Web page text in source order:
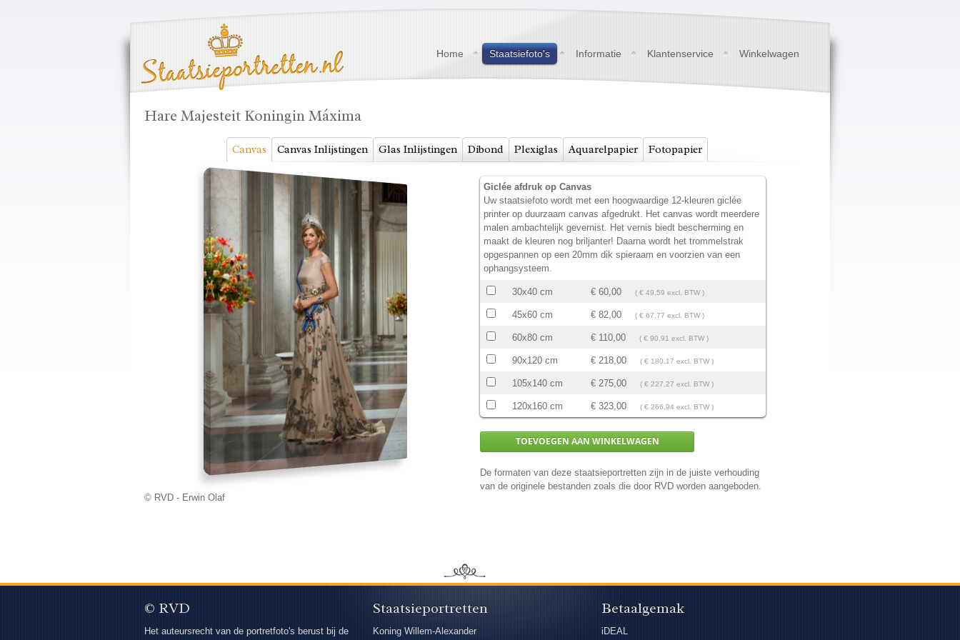
Home Staatsiefoto's Informatie Klantenservice Winkelwagen
Hare Majesteit Koningin Máxima
Canvas Canvas Inlijstingen Glas Inlijstingen Dibond Plexiglas Aquarelpapier Fotopapier
© RVD - Erwin Olaf
Giclée afdruk op Canvas
Uw staatsiefoto wordt met een hoogwaardige 12-kleuren giclée
printer op duurzaam canvas afgedrukt. Het canvas wordt meerdere
malen ambachtelijk gevernist. Het vernis biedt bescherming en
maakt de kleuren nog briljanter! Daarna wordt het trommelstrak
opgespannen op een 20mm dik spieraam en voorzien van een
ophangsysteem.
30x40 cm € 60,00 ( € 49,59 excl. BTW )
45x60 cm € 82,00 ( € 67,77 excl. BTW )
60x80 cm € 110,00 ( € 90,91 excl. BTW )
90x120 cm € 218,00 ( € 180,17 excl. BTW )
105x140 cm € 275,00 ( € 227,27 excl. BTW )
120x160 cm € 323,00 ( € 266,94 excl. BTW )
De formaten van deze staatsieportretten zijn in de juiste verhouding
van de originele bestanden zoals die door RVD worden aangeboden.
© RVD
Het auteursrecht van de portretfoto's berust bij de
Staatsieportretten
Koning Willem-Alexander
Betaalgemak
iDEAL